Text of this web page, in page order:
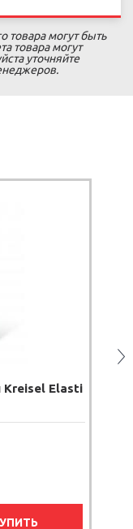
товара могут быть
товара могут
уточняйте
Kreisel Elasti